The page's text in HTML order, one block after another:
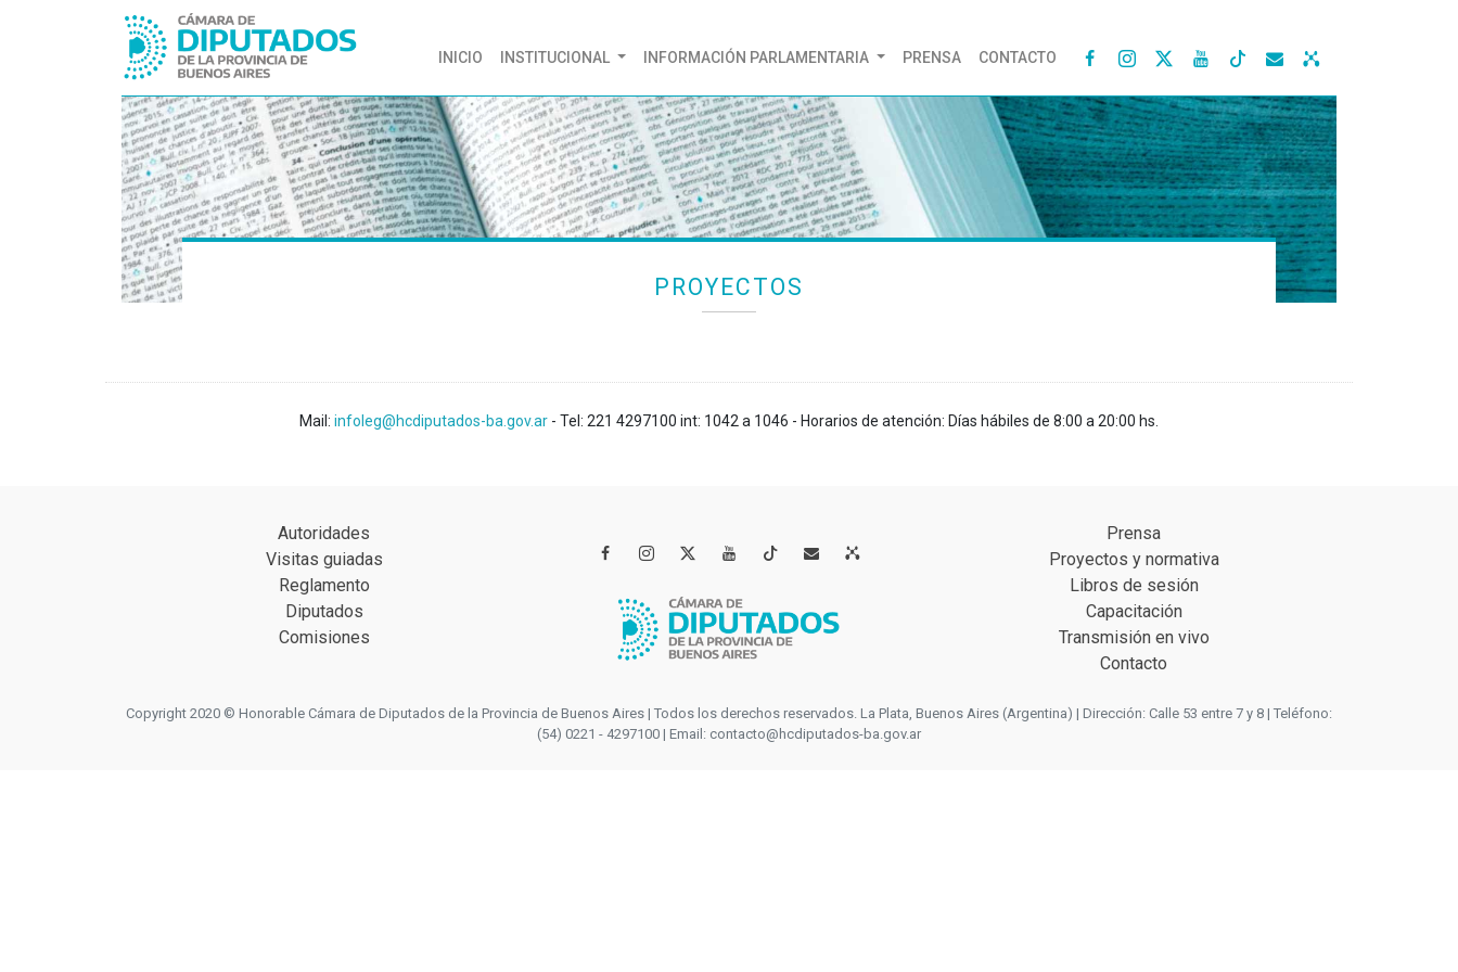
INICIO (CURRENT)
INSTITUCIONAL INFORMACIÓN PARLAMENTARIA PRENSA CONTACTO    
PROYECTOS
Mail: infoleg@hcdiputados-ba.gov.ar - Tel: 221 4297100 int: 1042 a 1046 - Horarios de atención: Días hábiles de 8:00 a 20:00 hs.
Autoridades
Visitas guiadas
Reglamento
Diputados
Comisiones
   
Prensa
Proyectos y normativa
Libros de sesión
Capacitación
Transmisión en vivo
Contacto
Copyright 2020 © Honorable Cámara de Diputados de la Provincia de Buenos Aires | Todos los derechos reservados. La Plata, Buenos Aires (Argentina) | Dirección: Calle 53 entre 7 y 8 | Teléfono:
(54) 0221 - 4297100 | Email: contacto@hcdiputados-ba.gov.ar